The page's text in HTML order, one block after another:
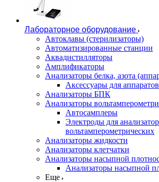
Лабораторное оборудование
Автоклавы (стерилизаторы)
Автоматизированные станции
Аквадистилляторы
Амплификаторы
Анализаторы белка, азота
Аксессуары для
Анализаторы БПК
Анализаторы
Автосамплеры
Электроды для
вольтамперометрических
Анализаторы жидкости
Анализаторы клетчатки
Анализаторы насыпной
Анализаторы насыпной
Еще